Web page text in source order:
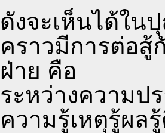
ดังจะเห็นได้ใน
คราวมีการต่อสู้
ฝ่าย คือ
ระหว่างความป
ความรู้เหตุรู้ผล